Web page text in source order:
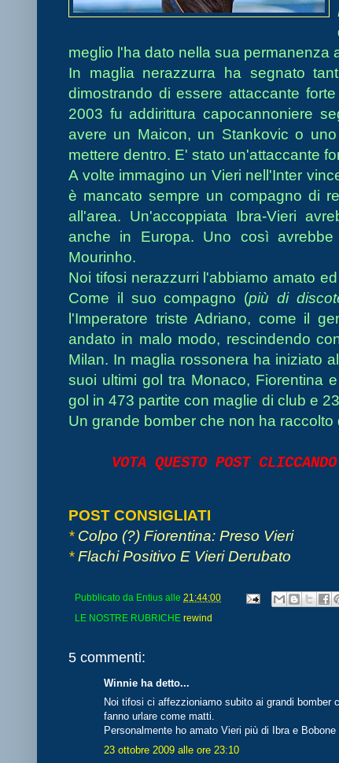
meglio l'ha dato nella sua permanenza
In maglia nerazzurra ha segnato
dimostrando di essere attaccante
2003 fu addirittura capocannoniere
avere un Maicon, un Stankovic o
mettere dentro. E' stato un'attaccante
A volte immagino un Vieri nell'Inter
è mancato sempre un compagno di
all'area. Un'accoppiata Ibra-Vieri
anche in Europa. Uno così
Mourinho.
Noi tifosi nerazzurri l'abbiamo amato
Come il suo compagno (più di
l'Imperatore triste Adriano, come il
andato in malo modo, rescindendo
Milan. In maglia rossonera ha iniziato
suoi ultimi gol tra Monaco, Fiorentina
gol in 473 partite con maglie di club e
Un grande bomber che non ha
VOTA QUESTO POST
POST CONSIGLIATI
* Colpo (?) Fiorentina: Preso Vieri
*Flachi Positivo E Vieri Derubato
Pubblicato da Entius alle 21:44:00
LE NOSTRE RUBRICHE rewind
5 commenti:
Winnie ha detto...
Noi tifosi ci affezzioniamo subito ai grandi bomber
fanno urlare come matti.
Personalmente ho amato Vieri più di Ibra e
23 ottobre 2009 alle ore 23:10